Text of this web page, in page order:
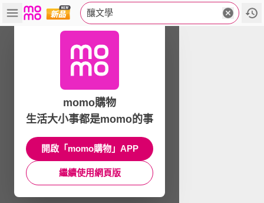
釀文學
momo購物
生活大小事都是momo的事
開啟「momo購物」APP
繼續使用網頁版